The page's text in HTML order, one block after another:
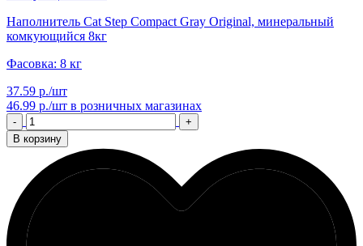
Наполнитель Cat Step Compact Gray Original, минеральный
комкующийся 8кг
Фасовка: 8 кг
37.59 р./шт
46.99 р./шт в розничных магазинах
-
+
В корзину